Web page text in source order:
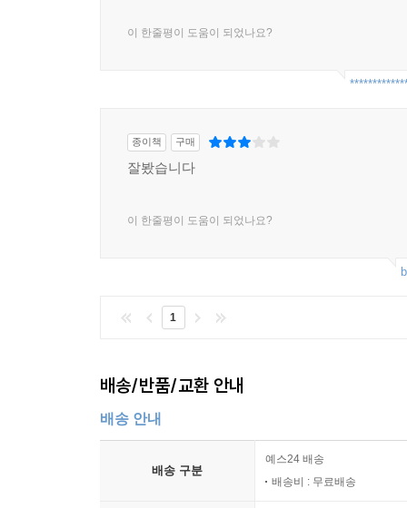
이 한줄평이 도움이 되었나요?
종이책 구매
잘봤습니다
이 한줄평이 도움이 되었나요?
1
배송/반품/교환 안내
배송 안내
배송 구분
예스24 배송
배송비 : 무료배송